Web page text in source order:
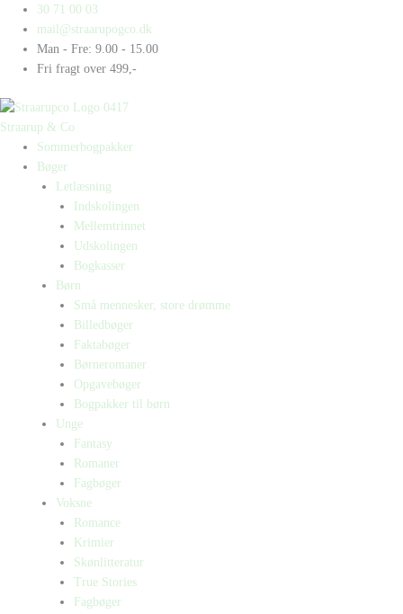
indholdet
30 71 00 03
mail@straarupogco.dk
Man - Fre: 9.00 - 15.00
Fri fragt over 499,-
Straarup & Co
Sommerbogpakker
Bøger
Letlæsning
Indskolingen
Mellemtrinnet
Udskolingen
Bogkasser
Børn
Små mennesker, store drømme
Billedbøger
Faktabøger
Børneromaner
Opgavebøger
Bogpakker til børn
Unge
Fantasy
Romaner
Fagbøger
Voksne
Romance
Krimier
Skønlitteratur
True Stories
Fagbøger
Products
search
Products
search